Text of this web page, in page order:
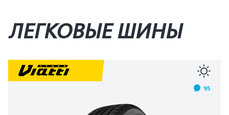
ЛЕГКОВЫЕ ШИНЫ
95